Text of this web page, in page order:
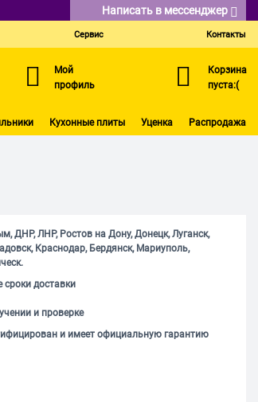
Написать в мессенджер
Сервис Контакты
Мой
профиль
Корзина
пуста:(
Кухонные плиты Уценка Распродажа
ДНР, ЛНР, Ростов на Дону, Донецк, Луганск,
Краснодар, Бердянск, Мариуполь,
доставки
и проверке
и имеет официальную гарантию